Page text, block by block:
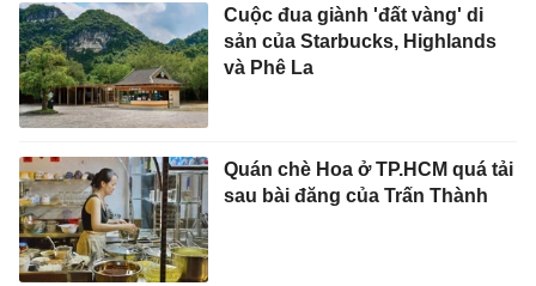
Cuộc đua giành 'đất vàng' di
sản của Starbucks, Highlands
và Phê La
Quán chè Hoa ở TP.HCM quá tải
sau bài đăng của Trấn Thành